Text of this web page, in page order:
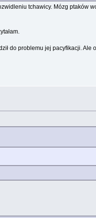
tchawicy. Mózg ptaków
do problemu jej pacyfikacji. Ale